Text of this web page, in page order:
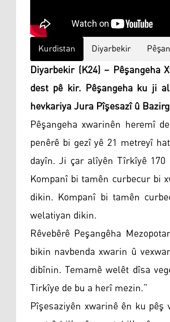
Kurdistan Diyarbekir
Diyarbekir (K24) – Pêşangeha
dest pê kir. Pêşangeha ku ji
hevkariya Jura Pîşesazî û
Pêşangeha xwarinên heremî
penêrê bi gezî yê 21 metreyî
dayîn. Ji çar alîyên Tîrkîyê 170
Kompanî bi tamên curbecur bi
dikin. Kompanî bi tamên
welatiyan dikin.
Rêvebêrê Peşangêha
bikin navbenda xwarin û
dibînin. Temamê welêt dîsa
Tirkîye de bu a herî mezin.”
Pîşesaziyên xwarinê ên ku